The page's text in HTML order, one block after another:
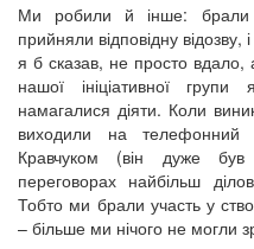
Ми робили й інше: брали
прийняли відповідну
я б сказав, не просто вдало,
нашої ініціативної
намагалися діяти. Коли
виходили на телефонний
Кравчуком (він дуже
переговорах найбільш
Тобто ми брали участь у
– більше ми нічого не могли